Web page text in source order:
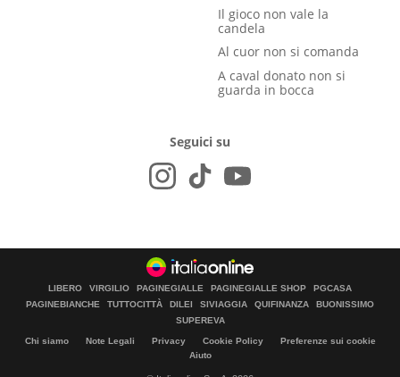
Il gioco non vale la
candela
Al cuor non si comanda
A caval donato non si
guarda in bocca
Seguici su
LIBERO VIRGILIO PAGINEGIALLE PAGINEGIALLE SHOP
PGCASA
PAGINEBIANCHE
TUTTOCITTÀ DILEI SIVIAGGIA QUIFINANZA
BUONISSIMO
SUPEREVA
Chi siamo Note Legali Privacy Cookie Policy
Preferenze sui cookie
Aiuto